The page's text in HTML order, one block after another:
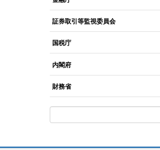
証券取引等監視委員会
国税庁
内閣府
財務省